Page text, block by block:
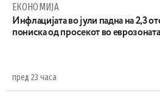
ЕКОНОМИЈА
Инфлацијата во јули падна на 2,3
пониска од просекот во еврозоната
пред 23 часа